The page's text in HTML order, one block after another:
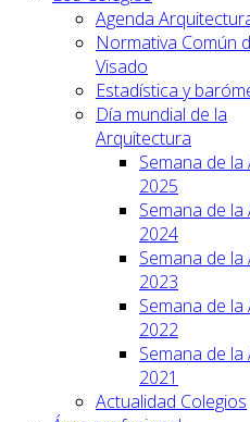
Agenda
Normativa Común
Visado
Estadística y
Día mundial de la
Arquitectura
Semana de
2025
Semana de
2024
Semana de
2023
Semana de
2022
Semana de
2021
Actualidad Colegios